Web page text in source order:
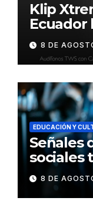
Klip
Ecuador
8 DE
EDUCACIÓN Y
Señales
sociales
8 DE